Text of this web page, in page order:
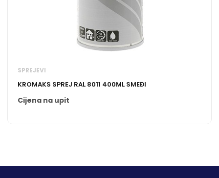
SPREJEVI
KROMAKS SPREJ RAL 8011 400ML SMEĐI
Cijena na upit